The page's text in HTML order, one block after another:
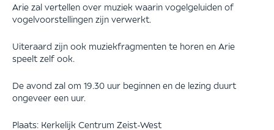
de
componist”
Arie zal vertellen over muziek waarin vogelgeluiden of
vogelvoorstellingen zijn verwerkt.
Uiteraard zijn ook muziekfragmenten te horen en Arie
speelt zelf ook.
De avond zal om 19.30 uur beginnen en de lezing duurt
ongeveer een uur.
Plaats: Kerkelijk Centrum Zeist-West